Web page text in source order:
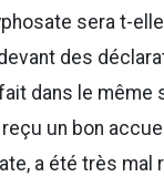
sera t-
des
dans le
un bon
a été très